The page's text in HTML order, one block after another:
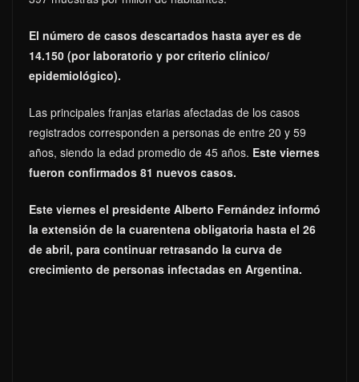
El número de casos descartados hasta ayer es de
14.150 (por laboratorio y por criterio clínico/
epidemiológico).
Las principales franjas etarias afectadas de los casos
registrados corresponden a personas de entre 20 y 59
años, siendo la edad promedio de 45 años. Este viernes
fueron confirmados 81 nuevos casos.
Este viernes el presidente Alberto Fernández informó
la extensión de la cuarentena obligatoria hasta el 26
de abril, para continuar retrasando la curva de
crecimiento de personas infectadas en Argentina.